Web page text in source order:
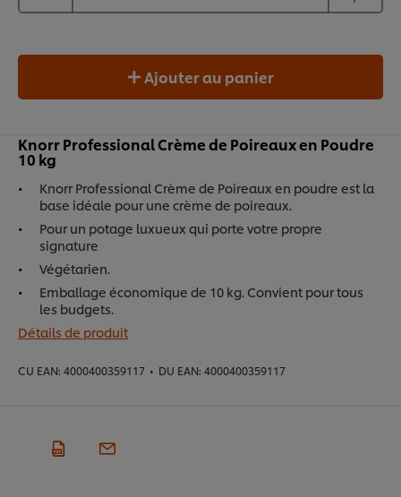
Ajouter au panier
Knorr Professional Crème de Poireaux en Poudre
10 kg
Knorr Professional Crème de Poireaux en poudre est la
base idéale pour une crème de poireaux.
Pour un potage luxueux qui porte votre propre
signature
Végétarien.
Emballage économique de 10 kg. Convient pour tous
les budgets.
Détails de produit
CU EAN: 4000400359117 • DU EAN: 4000400359117